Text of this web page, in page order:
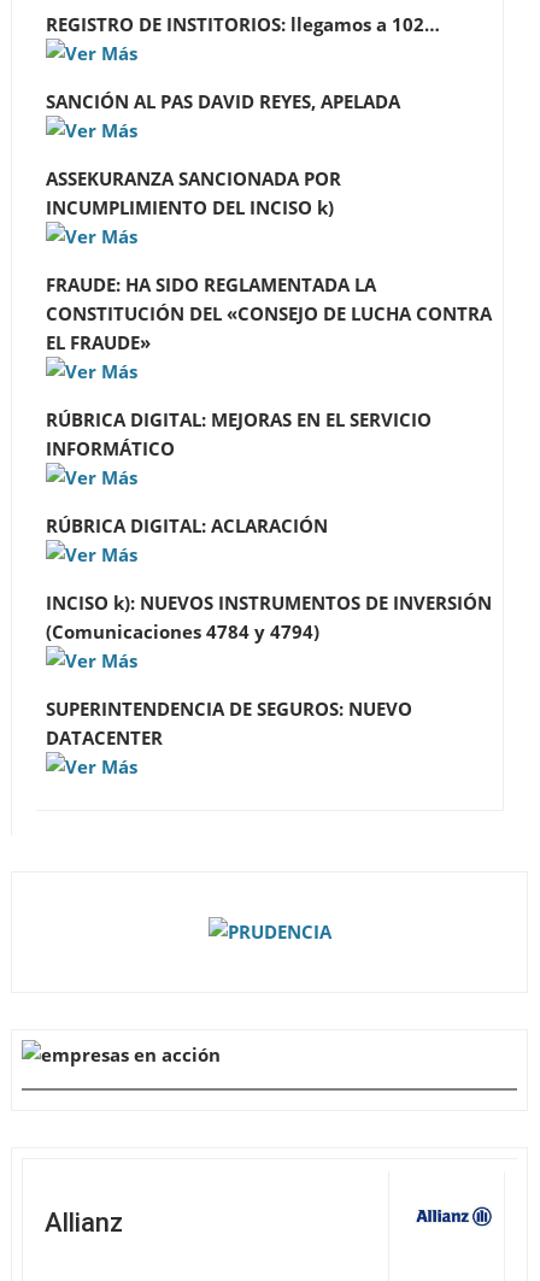
REGISTRO DE INSTITORIOS: llegamos a 102…
SANCIÓN AL PAS DAVID REYES, APELADA
ASSEKURANZA SANCIONADA POR
INCUMPLIMIENTO DEL INCISO k)
FRAUDE: HA SIDO REGLAMENTADA LA
CONSTITUCIÓN DEL «CONSEJO DE LUCHA CONTRA
EL FRAUDE»
RÚBRICA DIGITAL: MEJORAS EN EL SERVICIO
INFORMÁTICO
RÚBRICA DIGITAL: ACLARACIÓN
INCISO k): NUEVOS INSTRUMENTOS DE INVERSIÓN
(Comunicaciones 4784 y 4794)
SUPERINTENDENCIA DE SEGUROS: NUEVO
DATACENTER
Allianz